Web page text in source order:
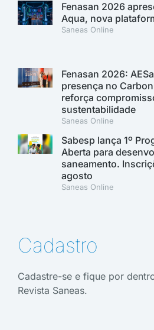
Fenasan 2026
Aqua, nova
Saneas Online
Fenasan 2026:
presença no
reforça
sustentabilidade
Saneas Online
Sabesp lança 1º
Aberta para
saneamento.
agosto
Saneas Online
Cadastro
Cadastre-se e fique por
Revista Saneas.